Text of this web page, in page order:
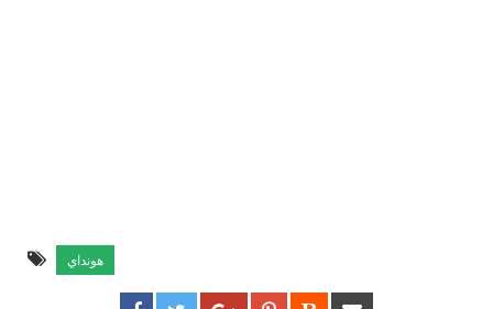
هونداي